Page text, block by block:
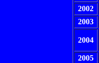
2002
2003
2004
2005